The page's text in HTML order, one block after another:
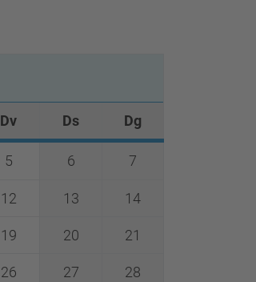
Dv Ds Dg
5 6 7
12 13 14
19 20 21
26 27 28